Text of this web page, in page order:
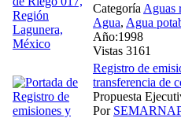
Categoría Aguas
Agua, Agua
Año:1998
Vistas 3161
Registro de
transferencia de
Propuesta
Por